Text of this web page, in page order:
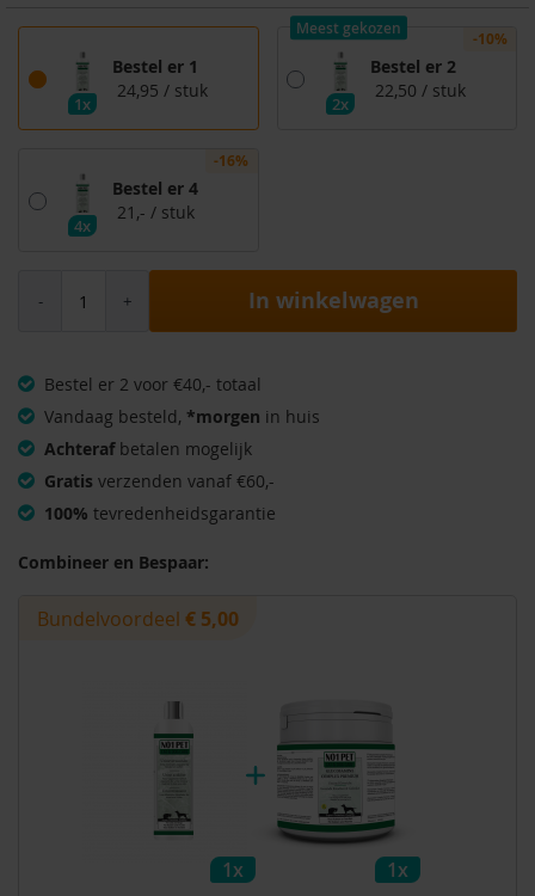
1x
Bestel er 1
24,95 / stuk
-10%
Meest gekozen
2x
Bestel er 2
22,50 / stuk
-16%
4x
Bestel er 4
21,- / stuk
In winkelwagen
Bestel er 2 voor €40,- totaal
Vandaag besteld, *morgen in huis
Achterafbetalen mogelijk
Gratis verzenden vanaf €60,-
100% tevredenheidsgarantie
Combineer en Bespaar:
Bundelvoordeel € 5,00
1x 1x